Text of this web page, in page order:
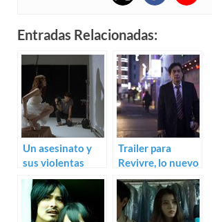
Entradas Relacionadas:
Un asesinato y
sus violentas
consecuencias:
trailer de An
Ethics Lesson
Trailer para
Revivre, lo nuevo
de Im Kwon-taek